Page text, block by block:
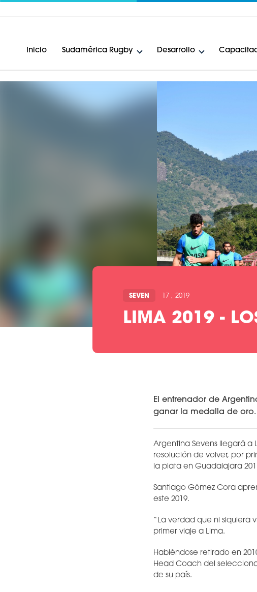
Inicio Sudamérica Rugby Desarrollo
SEVEN 17 , 2019
LIMA 2019 -
El entrenador de
ganar la medalla de oro.
Argentina Sevens llegará
resolución de volver, por
la plata en Guadalajara
Santiago Gómez Cora
este 2019.
“La verdad que ni siquiera
primer viaje a Lima.
Habiéndose retirado en
Head Coach del
de su país.